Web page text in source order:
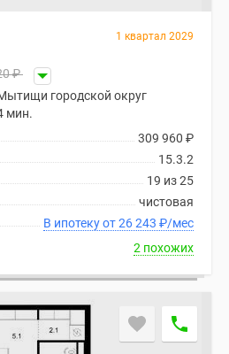
1 квартал 2029
₽
городской округ
мин.
309 960 ₽
15.3.2
19 из 25
чистовая
В ипотеку от 26 243 ₽/мес
2 похожих